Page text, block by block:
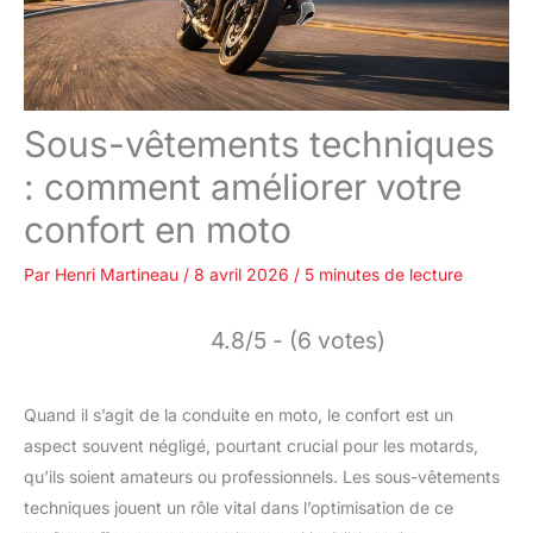
Sous-vêtements techniques
: comment améliorer votre
confort en moto
Par Henri Martineau / 8 avril 2026 / 5 minutes de lecture
4.8/5 - (6 votes)
Quand il s’agit de la conduite en moto, le confort est un
aspect souvent négligé, pourtant crucial pour les motards,
qu’ils soient amateurs ou professionnels. Les sous-vêtements
techniques jouent un rôle vital dans l’optimisation de ce